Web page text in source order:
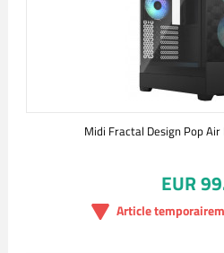
Midi Fractal Design Pop Air
EUR
Article